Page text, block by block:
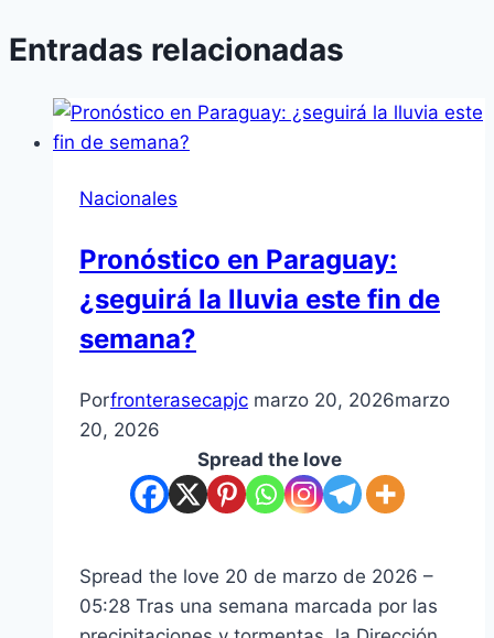
Entradas relacionadas
Nacionales
Pronóstico en Paraguay:
¿seguirá la lluvia este fin de
semana?
Porfronterasecapjc marzo 20, 2026marzo
20, 2026
Spread the love
Spread the love 20 de marzo de 2026 –
05:28 Tras una semana marcada por las